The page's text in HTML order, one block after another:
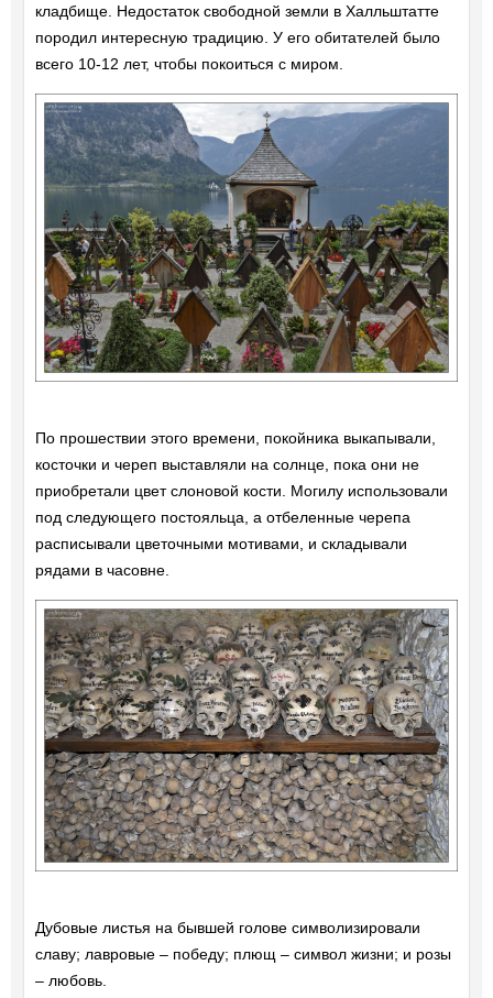
кладбище. Недостаток свободной земли в Халльштатте
породил интересную традицию. У его обитателей было
всего 10-12 лет, чтобы покоиться с миром.
По прошествии этого времени, покойника выкапывали,
косточки и череп выставляли на солнце, пока они не
приобретали цвет слоновой кости. Могилу использовали
под следующего постояльца, а отбеленные черепа
расписывали цветочными мотивами, и складывали
рядами в часовне.
Дубовые листья на бывшей голове символизировали
славу; лавровые – победу; плющ – символ жизни; и розы
– любовь.